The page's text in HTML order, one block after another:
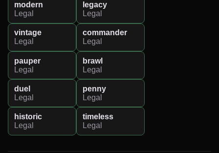
modern
Legal
legacy
Legal
vintage
Legal
commander
Legal
pauper
Legal
brawl
Legal
duel
Legal
penny
Legal
historic
Legal
timeless
Legal